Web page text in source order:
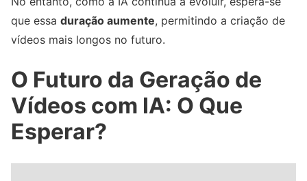
que essa duração aumente, permitindo a criação de
vídeos mais longos no futuro.
O Futuro da Geração de
Vídeos com IA: O Que
Esperar?